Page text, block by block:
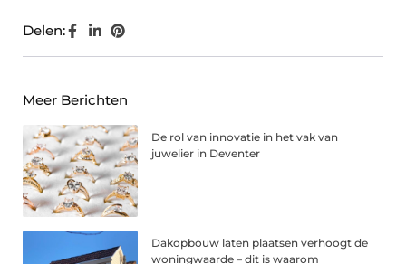
Delen:
Meer Berichten
De rol van innovatie in het vak van
juwelier in Deventer
Dakopbouw laten plaatsen verhoogt de
woningwaarde – dit is waarom